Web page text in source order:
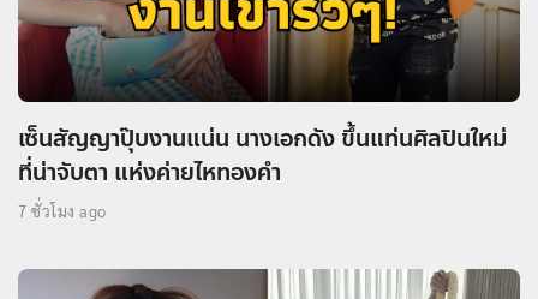
เซ็นสัญญาปุ๊บงานแน่น นางเอกดัง ขึ้นแท่นศิลปินใหม่
ที่น่าจับตา แห่งค่ายไหทองคำ
7 ชั่วโมง ago